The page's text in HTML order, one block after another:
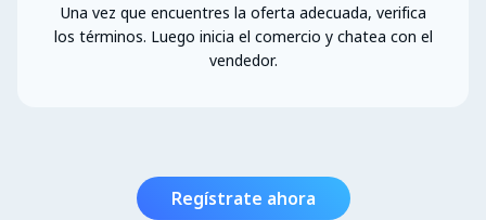
Una vez que encuentres la oferta adecuada, verifica
los términos. Luego inicia el comercio y chatea con el
vendedor.
Regístrate ahora